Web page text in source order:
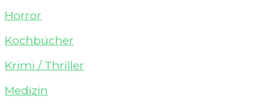
Horror
Kochbücher
Krimi / Thriller
Medizin